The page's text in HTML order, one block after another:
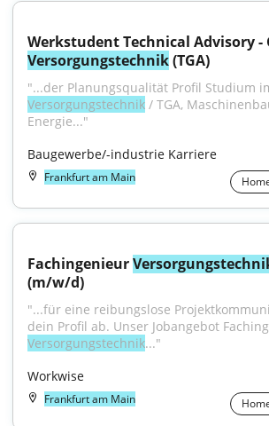
Versorgungstechnik (TGA)
Versorgungstechnik / TGA,
Energie..."
Baugewerbe/-industrie Karriere
Frankfurt am Main
Fachingenieur
(m/w/d)
"...für eine reibungslose
Versorgungstechnik..."
Workwise
Frankfurt am Main